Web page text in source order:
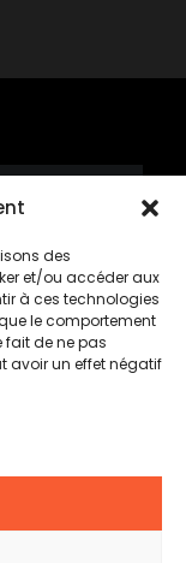
des
et/ou accéder aux
à ces technologies
le comportement
fait de ne pas
avoir un effet négatif
heures
Tous droits